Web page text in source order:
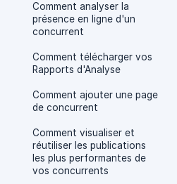
Comment analyser la
présence en ligne d'un
concurrent
Comment télécharger vos
Rapports d'Analyse
Comment ajouter une page
de concurrent
Comment visualiser et
réutiliser les publications
les plus performantes de
vos concurrents